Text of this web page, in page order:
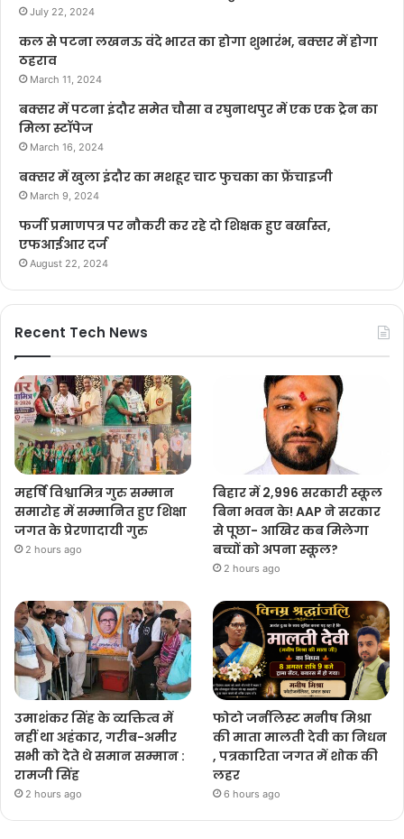
July 22, 2024
कल से पटना लखनऊ वंदे भारत का होगा शुभारंभ, बक्सर में होगा
ठहराव
March 11, 2024
बक्सर में पटना इंदौर समेत चौसा व रघुनाथपुर में एक एक ट्रेन का
मिला स्टॉपेज
March 16, 2024
बक्सर में खुला इंदौर का मशहूर चाट फुचका का फ्रेंचाइजी
March 9, 2024
फर्जी प्रमाणपत्र पर नौकरी कर रहे दो शिक्षक हुए बर्खास्त,
एफआईआर दर्ज
August 22, 2024
Recent Tech News
महर्षि विश्वामित्र गुरु सम्मान
समारोह में सम्मानित हुए शिक्षा
जगत के प्रेरणादायी गुरु
2 hours ago
बिहार में 2,996 सरकारी स्कूल
बिना भवन के! AAP ने सरकार
से पूछा- आखिर कब मिलेगा
बच्चों को अपना स्कूल?
2 hours ago
उमाशंकर सिंह के व्यक्तित्व में
नहीं था अहंकार, गरीब-अमीर
सभी को देते थे समान सम्मान :
रामजी सिंह
2 hours ago
फोटो जर्नलिस्ट मनीष मिश्रा
की माता मालती देवी का निधन
, पत्रकारिता जगत में शोक की
लहर
6 hours ago